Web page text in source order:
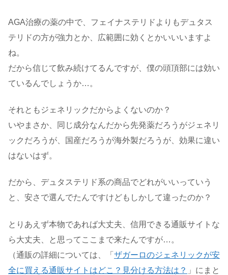
AGA治療の薬の中で、フェイナステリドよりもデュタス
テリドの方が強力とか、広範囲に効くとかいいいますよ
ね。
だから信じて飲み続けてるんですが、僕の頭頂部には効い
ているんでしょうか…。
それともジェネリックだからよくないのか？
いやまさか、同じ成分なんだから先発薬だろうがジェネリ
ックだろうが、国産だろうが海外製だろうが、効果に違い
はないはず。
だから、デュタステリド系の商品でどれがいいっていう
と、安さで選んでたんですけどもしかして違ったのか？
とりあえず本物であれば大丈夫、信用できる通販サイトな
ら大丈夫、と思ってここまで来たんですが…。
（通販の詳細については、「 ザガーロのジェネリックが安
全に買える通販サイトはどこ？見分ける方法は？ 」にまと